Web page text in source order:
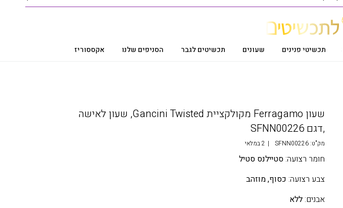
תכשיטי פנינים שעונים תכשיטים לגבר הסניפים שלנו אקססוריז
שעון Ferragamo מקולקציית Gancini Twisted, שעון לאישה
,דגם SFNN00226
מק"ט:SFNN00226
| 2 במלאי
חומר רצועה: סטיילנס סטיל
צבע רצועה: כסוף,מוזהב
אבנים: ללא